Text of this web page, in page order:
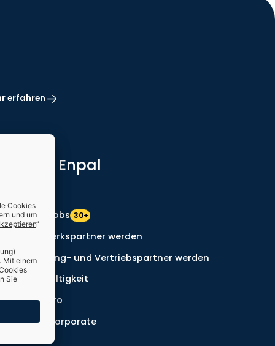
erfahren
Über Enpal
Enpal Jobs 30+
Handwerkspartner werden
Marketing- und Vertriebspartner werden
Nachhaltigkeit
Enpal.pro
Enpal Corporate